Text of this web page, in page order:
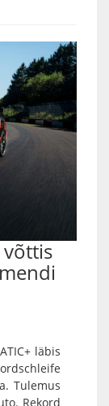
võttis
läbis
Tulemus
Rekord